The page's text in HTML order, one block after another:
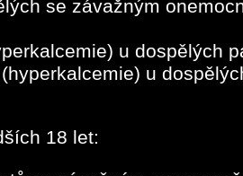
se závažným
u dospělých
u
18 let: